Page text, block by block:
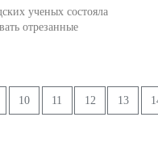
ученых состояла
10 11 12 13